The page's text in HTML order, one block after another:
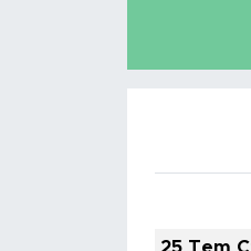
25 Tem